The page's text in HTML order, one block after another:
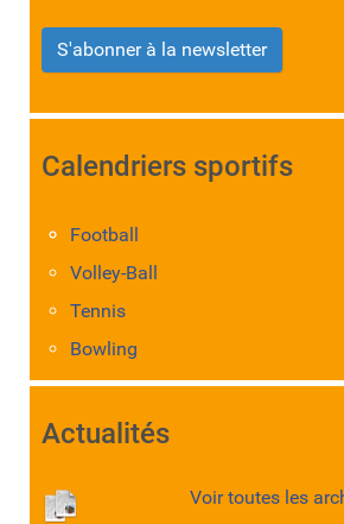
S'abonner à la newsletter
Calendriers sportifs
Football
Volley-Ball
Tennis
Bowling
Actualités
Voir toutes les